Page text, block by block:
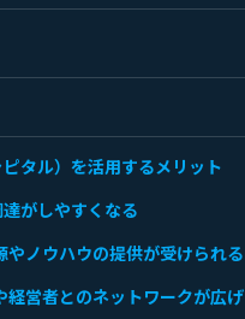
タル）を活用するメリット
がしやすくなる
やノウハウの提供が受けられる
経営者とのネットワークが広